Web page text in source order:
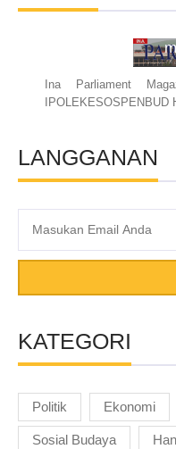
Ina Parliament
IPOLEKESOSPENBUD
LANGGANAN
KATEGORI
Politik Ekonomi
Sosial Budaya